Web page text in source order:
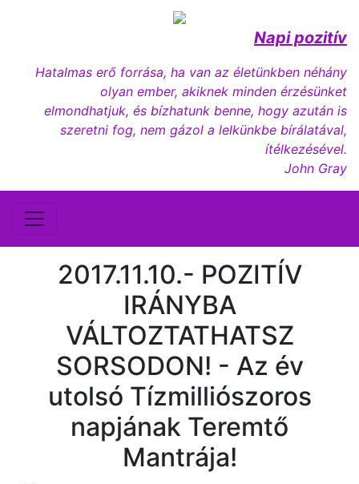
Napi pozitív
Hatalmas erő forrása, ha van az életünkben néhány
olyan ember, akiknek minden érzésünket
elmondhatjuk, és bízhatunk benne, hogy azután is
szeretni fog, nem gázol a lelkünkbe bírálatával,
ítélkezésével.
John Gray
2017.11.10.- POZITÍV
IRÁNYBA
VÁLTOZTATHATSZ
SORSODON! - Az év
utolsó Tízmilliószoros
napjának Teremtő
Mantrája!